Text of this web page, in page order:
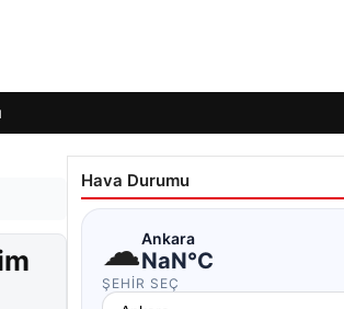
Hava Durumu
☁Ankara
NaN°C
ŞEHIR SEÇ